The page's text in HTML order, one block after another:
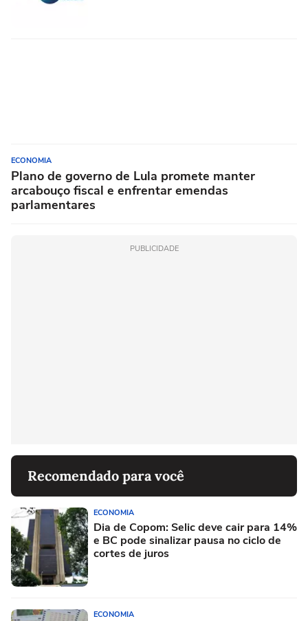
ECONOMIA
Plano de governo de Lula promete manter
arcabouço fiscal e enfrentar emendas
parlamentares
PUBLICIDADE
Recomendado para você
ECONOMIA
Dia de Copom: Selic deve cair para 14%
e BC pode sinalizar pausa no ciclo de
cortes de juros
ECONOMIA